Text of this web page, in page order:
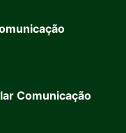
Comunicação